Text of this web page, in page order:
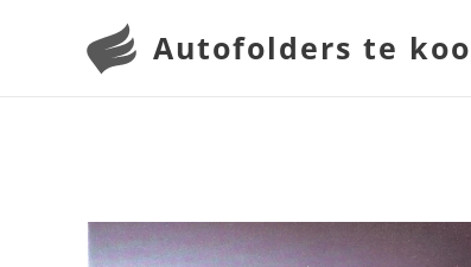
Autofolders te